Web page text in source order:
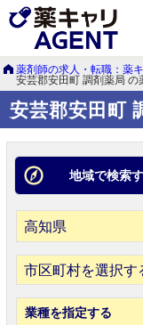
薬剤師の求人・転職：薬
安芸郡安田町 調剤薬局 の
安芸郡安田町
地域で検索
市区町村を選択す
業種を指定する